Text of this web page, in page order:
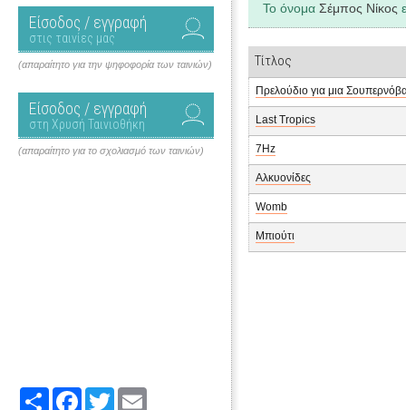
Είσοδος / εγγραφή
στις ταινίες μας
(απαραίτητο για την ψηφοφορία των ταινιών)
Είσοδος / εγγραφή
στη Χρυσή Ταινιοθήκη
(απαραίτητο για το σχολιασμό των ταινιών)
Share FacebookTwitter
Το όνομα Σέμπος Νίκος
Τίτλος
Πρελούδιο για μια
Last Tropics
7Hz
Αλκυονίδες
Womb
Μπιούτι